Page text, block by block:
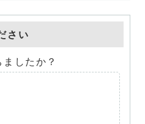
さい
したか？